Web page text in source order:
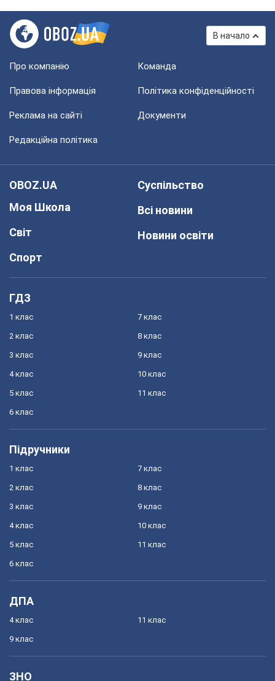
В начало
Про компанію Команда
Правова інформація Політика конфіденційності
Реклама на сайті Документи
Редакційна політика
OBOZ.UA
Моя Школа
Світ
Спорт
Суспільство
Всі новини
Новини освіти
ГДЗ
1 клас
2 клас
3 клас
4 клас
5 клас
6 клас
7 клас
8 клас
9 клас
10 клас
11 клас
Підручники
1 клас
2 клас
3 клас
4 клас
5 клас
6 клас
7 клас
8 клас
9 клас
10 клас
11 клас
ДПА
4 клас
9 клас
11 клас
ЗНО